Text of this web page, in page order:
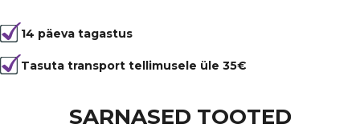
Värvus
Mitmevärviline
Kuju
ümmargune
14 päeva tagastus
Tasuta transport tellimusele üle 35€
SARNASED TOOTED